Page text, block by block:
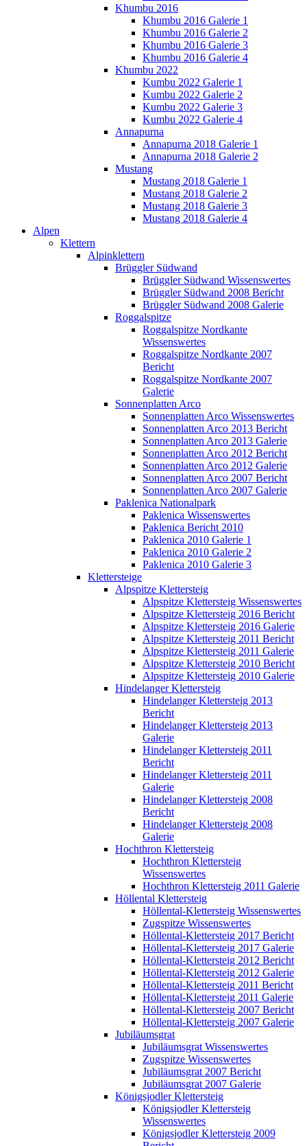
Khumbu 2016
Khumbu 2016 Galerie 1
Khumbu 2016 Galerie 2
Khumbu 2016 Galerie 3
Khumbu 2016 Galerie 4
Khumbu 2022
Kumbu 2022 Galerie 1
Kumbu 2022 Galerie 2
Kumbu 2022 Galerie 3
Kumbu 2022 Galerie 4
Annapurna
Annapurna 2018 Galerie 1
Annapurna 2018 Galerie 2
Mustang
Mustang 2018 Galerie 1
Mustang 2018 Galerie 2
Mustang 2018 Galerie 3
Mustang 2018 Galerie 4
Alpen
Klettern
Alpinklettern
Brüggler Südwand
Brüggler Südwand Wissenswertes
Brüggler Südwand 2008 Bericht
Brüggler Südwand 2008 Galerie
Roggalspitze
Roggalspitze Nordkante
Wissenswertes
Roggalspitze Nordkante 2007
Bericht
Roggalspitze Nordkante 2007
Galerie
Sonnenplatten Arco
Sonnenplatten Arco Wissenswertes
Sonnenplatten Arco 2013 Bericht
Sonnenplatten Arco 2013 Galerie
Sonnenplatten Arco 2012 Bericht
Sonnenplatten Arco 2012 Galerie
Sonnenplatten Arco 2007 Bericht
Sonnenplatten Arco 2007 Galerie
Paklenica Nationalpark
Paklenica Wissenswertes
Paklenica Bericht 2010
Paklenica 2010 Galerie 1
Paklenica 2010 Galerie 2
Paklenica 2010 Galerie 3
Klettersteige
Alpspitze Klettersteig
Alpspitze Klettersteig Wissenswertes
Alpspitze Klettersteig 2016 Bericht
Alpspitze Klettersteig 2016 Galerie
Alpspitze Klettersteig 2011 Bericht
Alpspitze Klettersteig 2011 Galerie
Alpspitze Klettersteig 2010 Bericht
Alpspitze Klettersteig 2010 Galerie
Hindelanger Klettersteig
Hindelanger Klettersteig 2013
Bericht
Hindelanger Klettersteig 2013
Galerie
Hindelanger Klettersteig 2011
Bericht
Hindelanger Klettersteig 2011
Galerie
Hindelanger Klettersteig 2008
Bericht
Hindelanger Klettersteig 2008
Galerie
Hochthron Klettersteig
Hochthron Klettersteig
Wissenswertes
Hochthron Klettersteig 2011 Galerie
Höllental Klettersteig
Höllental-Klettersteig Wissenswertes
Zugspitze Wissenswertes
Höllental-Klettersteig 2017 Bericht
Höllental-Klettersteig 2017 Galerie
Höllental-Klettersteig 2012 Bericht
Höllental-Klettersteig 2012 Galerie
Höllental-Klettersteig 2011 Bericht
Höllental-Klettersteig 2011 Galerie
Höllental-Klettersteig 2007 Bericht
Höllental-Klettersteig 2007 Galerie
Jubiläumsgrat
Jubiläumsgrat Wissenswertes
Zugspitze Wissenswertes
Jubiläumsgrat 2007 Bericht
Jubiläumsgrat 2007 Galerie
Königsjodler Klettersteig
Königsjodler Klettersteig
Wissenswertes
Königsjodler Klettersteig 2009